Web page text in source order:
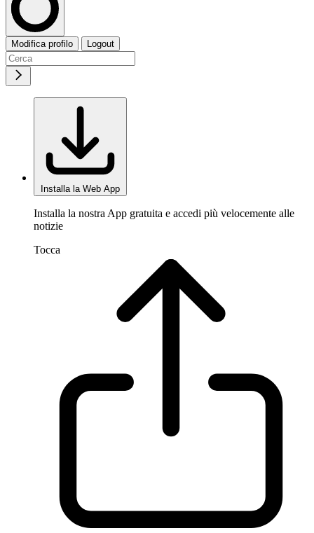
Modifica profilo Logout
Installa la Web App
Installa la nostra App gratuita e accedi più velocemente alle
notizie
Tocca